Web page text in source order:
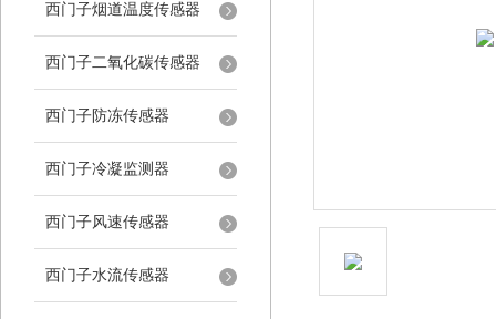
西门子烟道温度传感器
西门子二氧化碳传感器
西门子防冻传感器
西门子冷凝监测器
西门子风速传感器
西门子水流传感器